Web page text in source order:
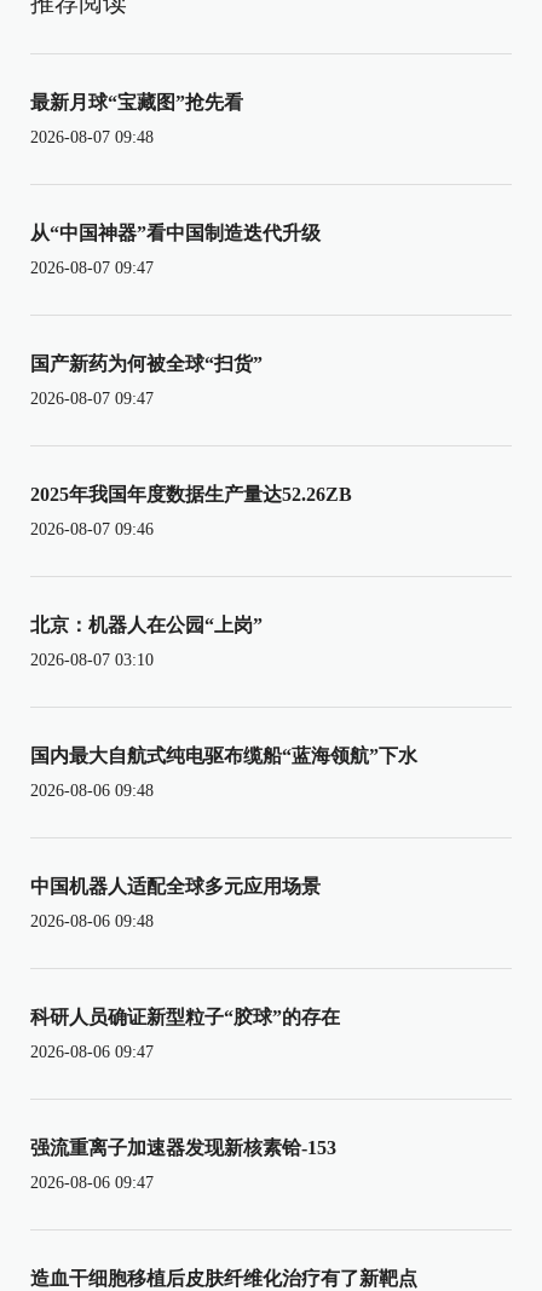
最新月球“宝藏图”抢先看
2026-08-07 09:48
从“中国神器”看中国制造迭代升级
2026-08-07 09:47
国产新药为何被全球“扫货”
2026-08-07 09:47
2025年我国年度数据生产量达52.26ZB
2026-08-07 09:46
北京：机器人在公园“上岗”
2026-08-07 03:10
国内最大自航式纯电驱布缆船“蓝海领航”下水
2026-08-06 09:48
中国机器人适配全球多元应用场景
2026-08-06 09:48
科研人员确证新型粒子“胶球”的存在
2026-08-06 09:47
强流重离子加速器发现新核素铪-153
2026-08-06 09:47
造血干细胞移植后皮肤纤维化治疗有了新靶点